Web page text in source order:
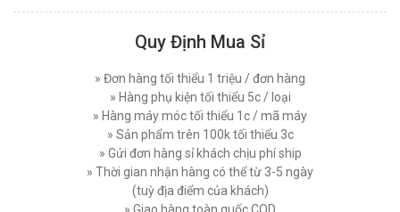
Máy Cắt Vải Viền Là Gì? Lợi Ích Và Ứng Dụng
Thứ tư, 26/11/2025
Nên Chọn Máy Cắt Vải Cầm Tay Hay Máy Cắt
Vải Đứng
Thứ năm, 20/11/2025
Các Lỗi Phổ Biến Khi Sử Dụng Máy Cắt Vải
Đứng Và Cách Khắc Phục
Thứ bảy, 15/11/2025
Giá bán lẻ:7.450.000đ
750W
Đăng nhập để xem giá sỉ
Giá bán lẻ: 7.450.000đ
MÁY CẮT VẢI ĐỨNG PHILPS 08 INCH, CÔNG
SUẤT 1600W
Quy Định Mua Sỉ
» Đơn hàng tối thiểu 1 triệu / đơn hàng
» Hàng phụ kiện tối thiểu 5c / loại
» Hàng máy móc tối thiểu 1c / mã máy
» Sản phẩm trên 100k tối thiểu 3c
» Gửi đơn hàng sỉ khách chịu phí ship
» Thời gian nhận hàng có thể từ 3-5 ngày
(tuỳ địa điểm của khách)